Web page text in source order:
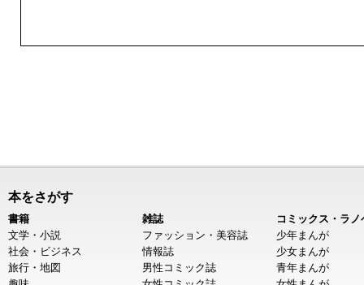
本をさがす
書籍
文学・小説
社会・ビジネス
旅行・地図
雑誌
ファッション・美容誌
情報誌
男性コミック誌
コミックス・ラノ
少年まんが
少女まんが
青年まんが